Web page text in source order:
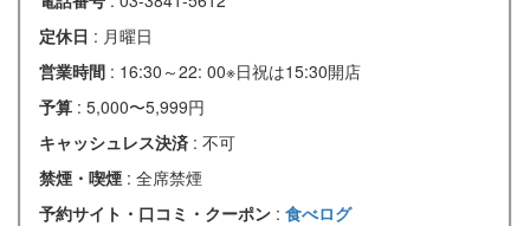
定休日 : 月曜日
営業時間 : 16:30～22: 00※日祝は15:30開店
予算 : 5,000〜5,999円
キャッシュレス決済 : 不可
禁煙・喫煙 : 全席禁煙
予約サイト・口コミ・クーポン : 食べログ